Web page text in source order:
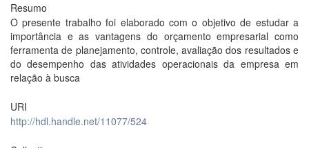
Resumo
O presente trabalho foi elaborado com o objetivo de estudar a
importância e as vantagens do orçamento empresarial como
ferramenta de planejamento, controle, avaliação dos resultados e
do desempenho das atividades operacionais da empresa em
relação à busca
URI
http://hdl.handle.net/11077/524